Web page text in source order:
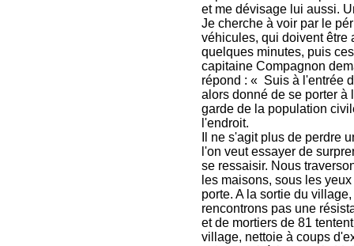
et me dévisage lui aussi.
Je cherche à voir par le
véhicules, qui doivent être
quelques minutes, puis
capitaine Compagnon
répond : « Suis à l'entrée
alors donné de se porter
garde de la population
l'endroit.
Il ne s'agit plus de perdre
l'on veut essayer de
se ressaisir. Nous
les maisons, sous les
porte. A la sortie du
rencontrons pas une
et de mortiers de 81
village, nettoie à coups